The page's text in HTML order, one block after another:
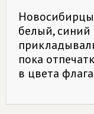
белый, синий
пока
в цвета